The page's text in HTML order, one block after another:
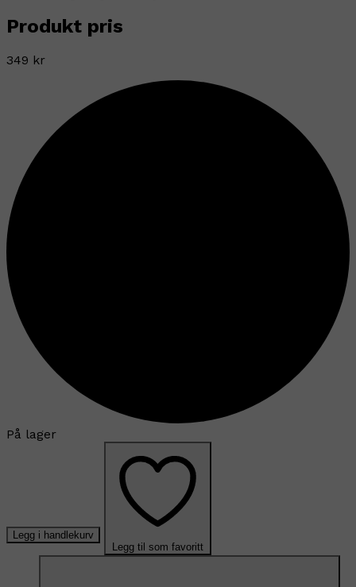
Produkt pris
349 kr
På lager
Legg i handlekurv
Legg til som favoritt